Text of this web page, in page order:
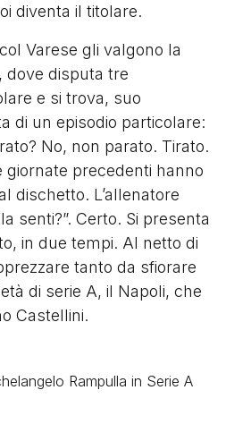
diventa il titolare.
Varese gli valgono la
dove disputa tre
e si trova, suo
di un episodio particolare:
No, non parato. Tirato.
giornate precedenti hanno
dischetto. L’allenatore
senti?”. Certo. Si presenta
in due tempi. Al netto di
tanto da sfiorare
di serie A, il Napoli, che
Castellini.
Rampulla in Serie A